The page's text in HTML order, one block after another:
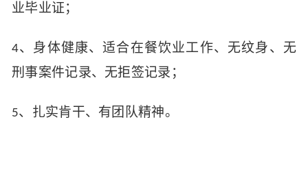
业毕业证；
4、 身体健康、适合在餐饮业工作、无纹身、无
刑事案件记录、无拒签记录；
5、扎实肯干、有团队精神。